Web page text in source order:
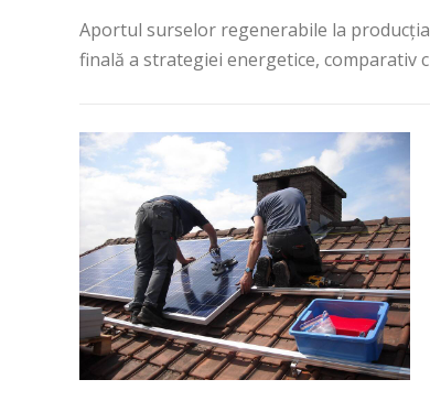
Aportul surselor regenerabile la
finală a strategiei energetice, comparativ